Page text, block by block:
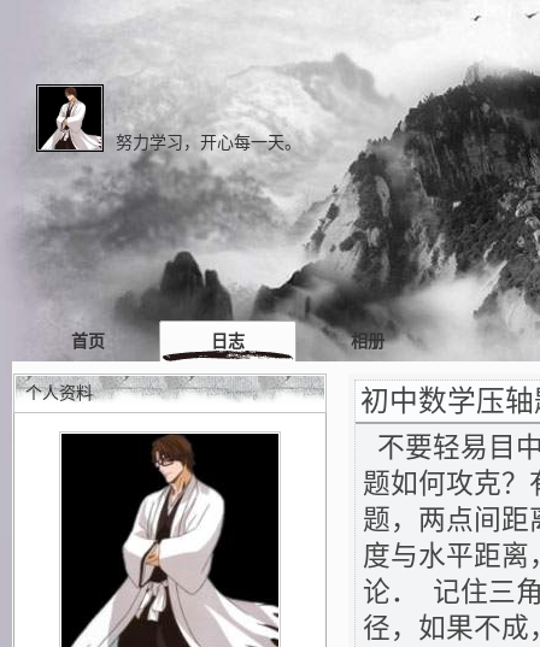
努力学习，开心每一天。
首页 日志 相册
初中数学压
不要轻易目
题如何攻克？
题，两点间
度与水平距
论． 记住三
径，如果不成
个人资料